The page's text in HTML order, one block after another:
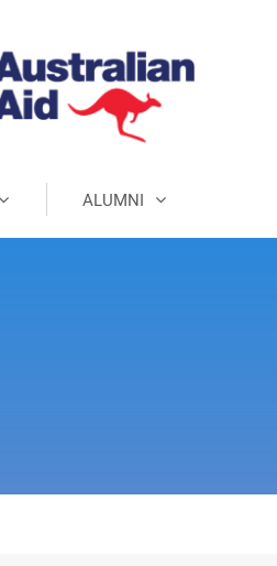
ALUMNI